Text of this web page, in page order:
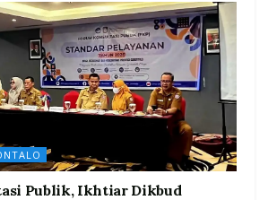
Publik, Ikhtiar Dikbud